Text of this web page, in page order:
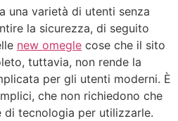
una varietà di utenti senza
la sicurezza, di seguito
new omegle cose che il sito
tuttavia, non rende la
per gli utenti moderni. È
che non richiedono che
di tecnologia per utilizzarle.